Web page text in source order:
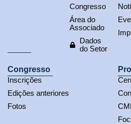
Congresso
Área do
Associado
Dados
do Setor
Congresso
Inscrições
Edições anteriores
Fotos